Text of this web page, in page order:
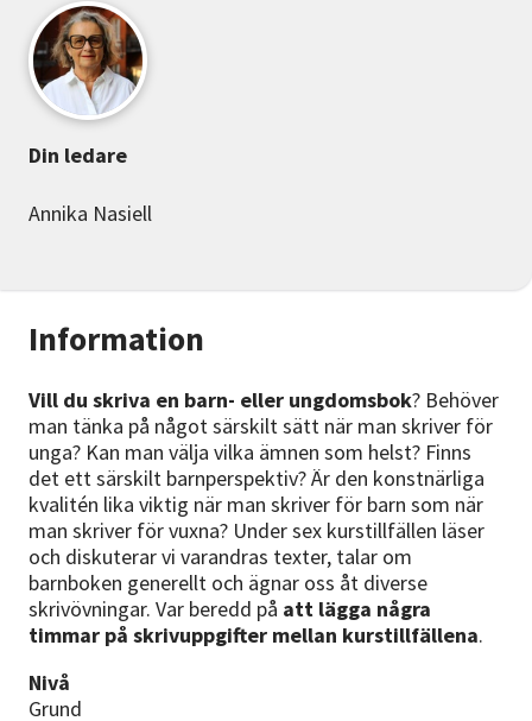
Information
Vill du skriva en barn- eller ungdomsbok? Behöver
man tänka på något särskilt sätt när man skriver för
unga? Kan man välja vilka ämnen som helst? Finns
det ett särskilt barnperspektiv? Är den konstnärliga
kvalitén lika viktig när man skriver för barn som när
man skriver för vuxna? Under sex kurstillfällen läser
och diskuterar vi varandras texter, talar om
barnboken generellt och ägnar oss åt diverse
skrivövningar. Var beredd på att lägga några
timmar på skrivuppgifter mellan kurstillfällena.
Nivå
Grund
Din ledare
Annika Nasiell